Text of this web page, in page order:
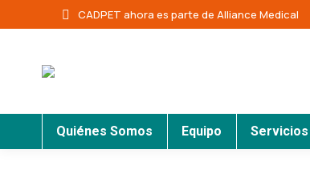
CADPET ahora es parte de Alliance Medical
Quiénes Somos Equipo Servicios